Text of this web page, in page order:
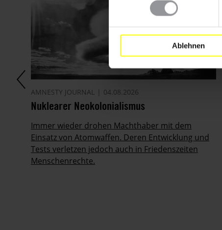
Ablehnen
AMNESTY JOURNAL 04.08.2026
Nuklearer Neokolonialismus
Immer wieder drohen Machthaber mit dem
Einsatz von Atomwaffen. Deren Entwicklung und
Tests verletzen jedoch auch in Friedenszeiten
Menschenrechte.